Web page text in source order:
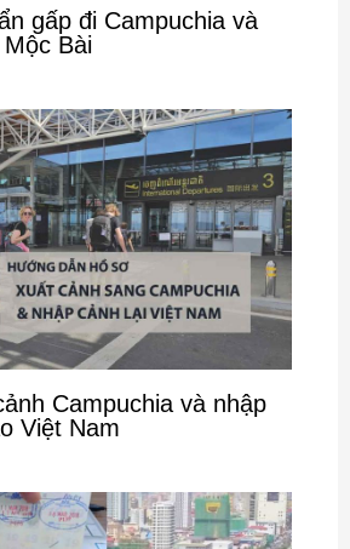
gấp đi Campuchia và
Bài
Campuchia và nhập
Việt Nam